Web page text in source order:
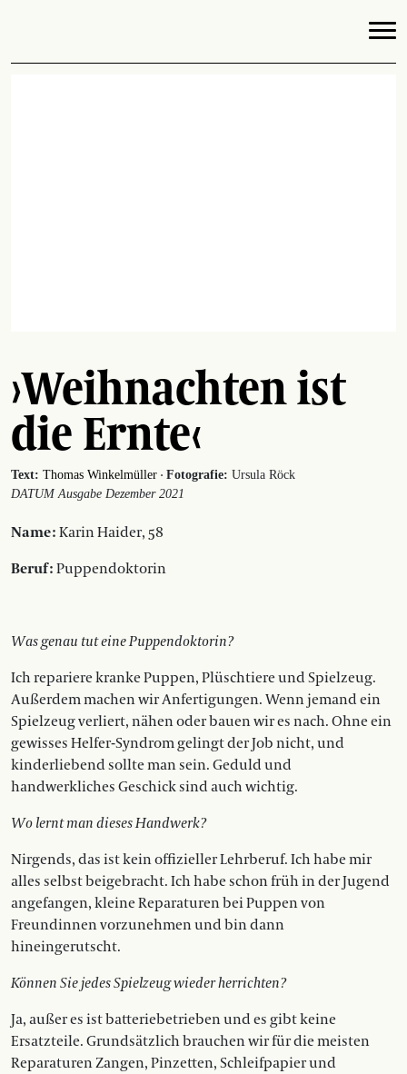
›Weihnachten ist
die Ernte‹
Text: Thomas Winkelmüller · Fotografie: Ursula Röck
DATUM Ausgabe Dezember 2021
Name : Karin Haider, 58
Beruf : Puppendoktorin
Was genau tut eine Puppendoktorin?
Ich repariere kranke Puppen, Plüschtiere und Spielzeug.
Außerdem machen wir Anfertigungen. Wenn jemand ein
Spielzeug verliert, nähen oder bauen wir es nach. Ohne ein
gewisses Helfer-Syndrom gelingt der Job nicht, und
kinderliebend sollte man sein. Geduld und
handwerkliches Geschick sind auch wichtig.
Wo lernt man dieses Handwerk?
Nirgends, das ist kein offizieller Lehrberuf. Ich habe mir
alles selbst beigebracht. Ich habe schon früh in der Jugend
angefangen, kleine Reparaturen bei Puppen von
Freundinnen vorzunehmen und bin dann
hineingerutscht.
Können Sie jedes Spielzeug wieder herrichten?
Ja, außer es ist batteriebetrieben und es gibt keine
Ersatzteile. Grundsätzlich brauchen wir für die meisten
Reparaturen Zangen, Pinzetten, Schleifpapier und